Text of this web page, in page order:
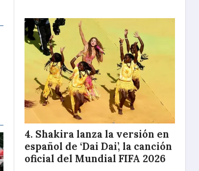
Shakira lanza la versión en
español de ‘Dai Dai’, la canción
oficial del Mundial FIFA 2026